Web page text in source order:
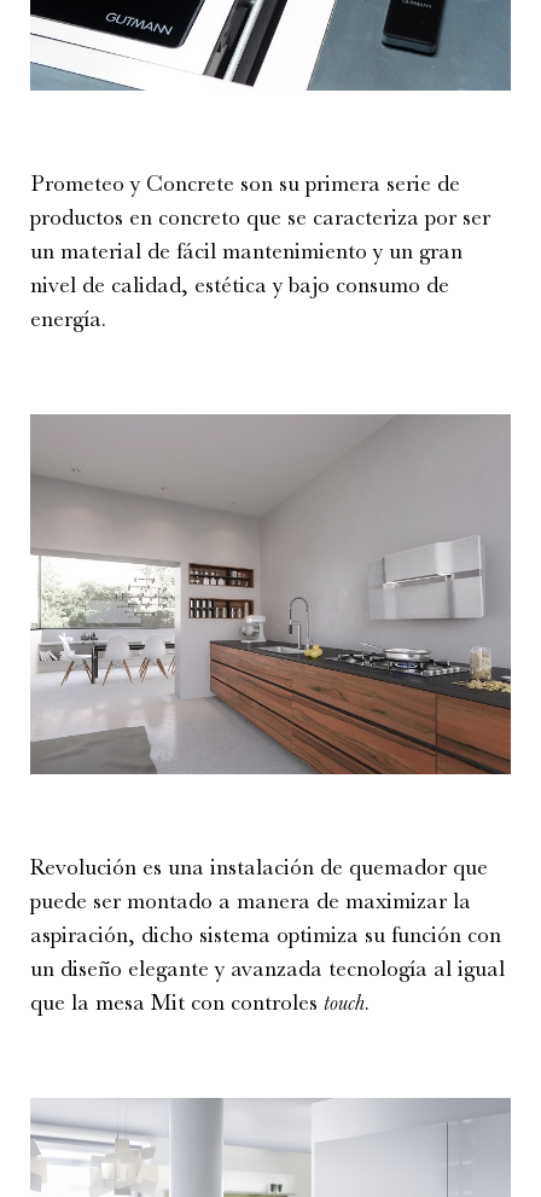
Prometeo y Concrete son su primera serie de
productos en concreto que se caracteriza por ser
un material de fácil mantenimiento y un gran
nivel de calidad, estética y bajo consumo de
energía.
Revolución es una instalación de quemador que
puede ser montado a manera de maximizar la
aspiración, dicho sistema optimiza su función con
un diseño elegante y avanzada tecnología al igual
que la mesa Mit con controles touch.